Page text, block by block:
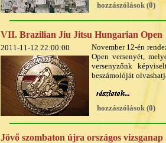
hozzászólások (0)
VII. Brazilian Jiu Jitsu Hungarian Open
2011-11-12 22:00:00
November 12-én
Open versenyét,
versenyzőnk
beszámolóját
hozzászólások (0)
Jövő szombaton újra országos vizsganap